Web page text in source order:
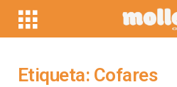
Etiqueta: Cofares